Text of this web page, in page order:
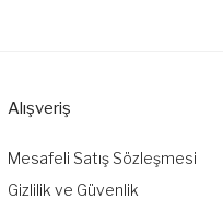
à ce produit.
Alışveriş
Mesafeli Satış Sözleşmesi
Gizlilik ve Güvenlik